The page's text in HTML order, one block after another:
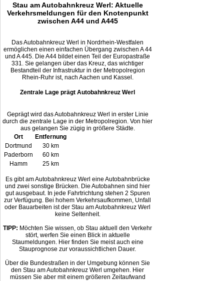
Stau am Autobahnkreuz Werl: Aktuelle
Verkehrsmeldungen für den Knotenpunkt
zwischen A44 und A445
Das Autobahnkreuz Werl in Nordrhein-Westfalen
ermöglichen einen einfachen Übergang zwischen A 44
und A 445. Die A44 bildet einen Teil der Europastraße
331. Sie gelangen über das Kreuz, das wichtiger
Bestandteil der Infrastruktur in der Metropolregion
Rhein-Ruhr ist, nach Aachen und Kassel.
Zentrale Lage prägt Autobahnkreuz Werl
Geprägt wird das Autobahnkreuz Werl in erster Linie
durch die zentrale Lage in der Metropolregion. Von hier
aus gelangen Sie zügig in größere Städte.
Ort
Entfernung
Dortmund
30 km
Paderborn
60 km
Hamm
25 km
Es gibt am Autobahnkreuz Werl eine Autobahnbrücke
und zwei sonstige Brücken. Die Autobahnen sind hier
gut ausgebaut. In jede Fahrtrichtung stehen 2 Spuren
zur Verfügung. Bei hohem Verkehrsaufkommen, Unfall
oder Bauarbeiten ist der Stau am Autobahnkreuz Werl
keine Seltenheit.
TIPP: Möchten Sie wissen, ob Stau aktuell den Verkehr
stört, werfen Sie einen Blick in aktuelle
Staumeldungen. Hier finden Sie meist auch eine
Stauprognose zur voraussichtlichen Dauer.
Über die Bundestraßen in der Umgebung können Sie
den Stau am Autobahnkreuz Werl umgehen. Hier
müssen Sie aber mit einem größeren Zeitaufwand